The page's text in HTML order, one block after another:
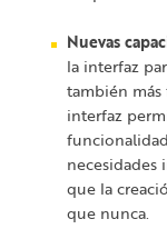
Nuevas
la interfaz
también más
interfaz
necesidades
que la
que nunca.